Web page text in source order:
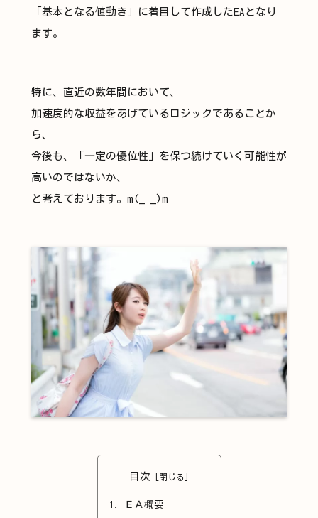
「基本となる値動き」に着目して作成したEAとなり
ます。
特に、直近の数年間において、
加速度的な収益をあげているロジックであることか
ら、
今後も、「一定の優位性」を保つ続けていく可能性が
高いのではないか、
と考えております。m(_ _)m
目次
ＥＡ概要